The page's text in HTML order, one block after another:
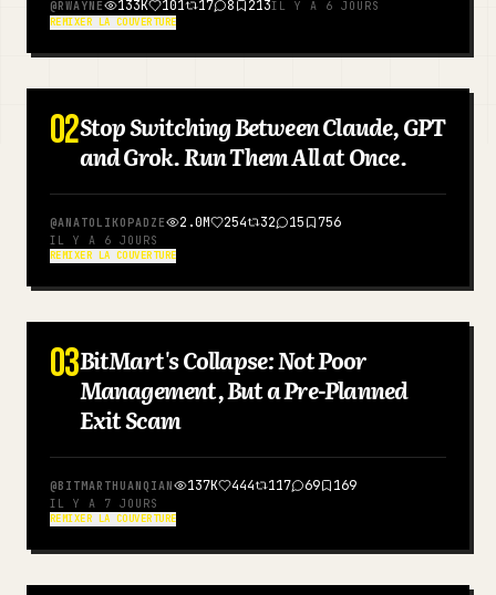
Télécharger
Mises à jour
@RWAYNE 133K 101 17 8 213IL Y A 6 JOURS
REMIXER LA COUVERTURE
ANGLAIS
02Stop Switching Between Claude, GPT
and Grok. Run Them All at Once.
@ANATOLIKOPADZE 2.0M 254 32 15 756
IL Y A 6 JOURS
REMIXER LA COUVERTURE
03BitMart's Collapse: Not Poor
Management, But a Pre-Planned
Exit Scam
@BITMARTHUANQIAN 137K 444 117 69 169
IL Y A 7 JOURS
REMIXER LA COUVERTURE